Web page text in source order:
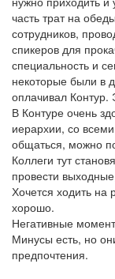
часть трат на
сотрудников,
спикеров для
специальность и
некоторые были в
оплачивал
В Контуре очень
иерархии, со
общаться, можно
Коллеги тут
провести
Хочется ходить на
хорошо.
Негативные
Минусы есть, но
предпочтения.